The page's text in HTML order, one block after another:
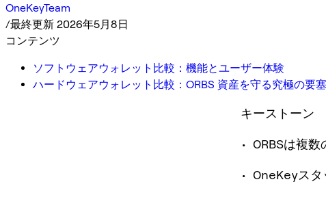
OneKeyTeam
/最終更新 2026年5月8日
コンテンツ
ソフトウェアウォレット比較：機能とユーザー体験
ハードウェアウォレット比較：ORBS 資産を守る究極の要塞
キーストーン
• ORBSは複
• OneKeyスタ